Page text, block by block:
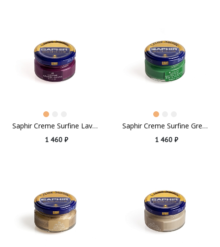
Saphir Creme Surfine Lavander
1 460 ₽
Saphir Creme Surfine Green Garden
1 460 ₽